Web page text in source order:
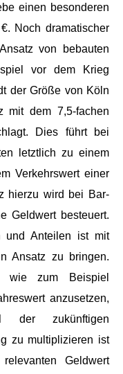
einen besonderen
Noch dramatischer
von bebauten
vor dem Krieg
der Größe von Köln
mit dem 7,5-fachen
Dies führt bei
letztlich zu einem
Verkehrswert einer
hierzu wird bei Bar-
Geldwert besteuert.
und Anteilen ist mit
Ansatz zu bringen.
wie zum Beispiel
anzusetzen,
der zukünftigen
zu multiplizieren ist
Geldwert